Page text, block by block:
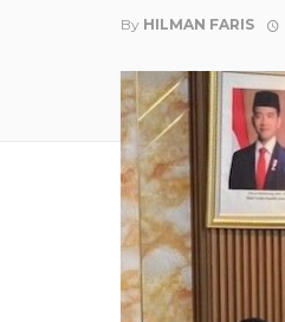
By HILMAN FARIS